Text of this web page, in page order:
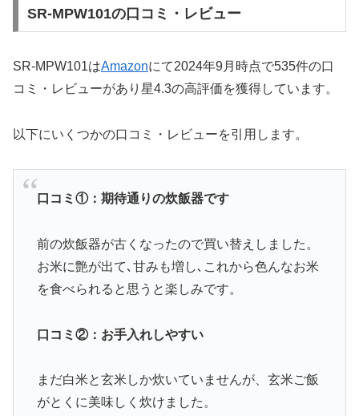
SR-MPW101の口コミ・レビュー
SR-MPW101はAmazonにて2024年9月時点で535件の口
コミ・レビューがあり星4.3の高評価を獲得しています。
以下にいくつかの口コミ・レビューを引用します。
口コミ①：期待通りの炊飯器です
前の炊飯器が古くなったので買い替えしました。
お米に艶が出て､甘みも増し､これから色んなお米
を食べられると思うと楽しみです。
口コミ②：お手入れしやすい
まだ白米と玄米しか炊いていませんが、玄米ご飯
がとくに美味しく炊けました。